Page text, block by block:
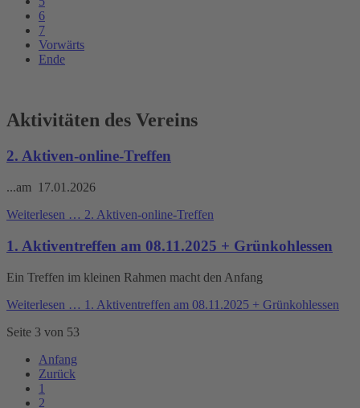
6
7
Vorwärts
Ende
Aktivitäten des Vereins
2. Aktiven-online-Treffen
...am 17.01.2026
Weiterlesen … 2. Aktiven-online-Treffen
1. Aktiventreffen am 08.11.2025 + Grünkohlessen
Ein Treffen im kleinen Rahmen macht den Anfang
Weiterlesen … 1. Aktiventreffen am 08.11.2025 + Grünkohlessen
Seite 3 von 53
Anfang
Zurück
1
2